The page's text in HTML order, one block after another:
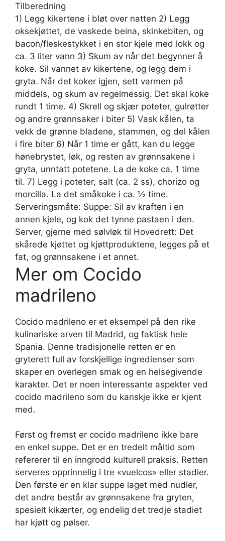
Tilberedning
1) Legg kikertene i bløt over natten 2) Legg
oksekjøttet, de vaskede beina, skinkebiten, og
bacon/fleskestykket i en stor kjele med lokk og
ca. 3 liter vann 3) Skum av når det begynner å
koke. Sil vannet av kikertene, og legg dem i
gryta. Når det koker igjen, sett varmen på
middels, og skum av regelmessig. Det skal koke
rundt 1 time. 4) Skrell og skjær poteter, gulrøtter
og andre grønnsaker i biter 5) Vask kålen, ta
vekk de grønne bladene, stammen, og del kålen
i fire biter 6) Når 1 time er gått, kan du legge
hønebrystet, løk, og resten av grønnsakene i
gryta, unntatt potetene. La de koke ca. 1 time
til. 7) Legg i poteter, salt (ca. 2 ss), chorizo og
morcilla. La det småkoke i ca. ½ time.
Serveringsmåte: Suppe: Sil av kraften i en
annen kjele, og kok det tynne pastaen i den.
Server, gjerne med sølvløk til Hovedrett: Det
skårede kjøttet og kjøttproduktene, legges på et
fat, og grønnsakene i et annet.
Mer om Cocido
madrileno
Cocido madrileno er et eksempel på den rike
kulinariske arven til Madrid, og faktisk hele
Spania. Denne tradisjonelle retten er en
gryterett full av forskjellige ingredienser som
skaper en overlegen smak og en helsegivende
karakter. Det er noen interessante aspekter ved
cocido madrileno som du kanskje ikke er kjent
med.
Først og fremst er cocido madrileno ikke bare
en enkel suppe. Det er en tredelt måltid som
refererer til en inngrodd kulturell praksis. Retten
serveres opprinnelig i tre «vuelcos» eller stadier.
Den første er en klar suppe laget med nudler,
det andre består av grønnsakene fra gryten,
spesielt kikærter, og endelig det tredje stadiet
har kjøtt og pølser.